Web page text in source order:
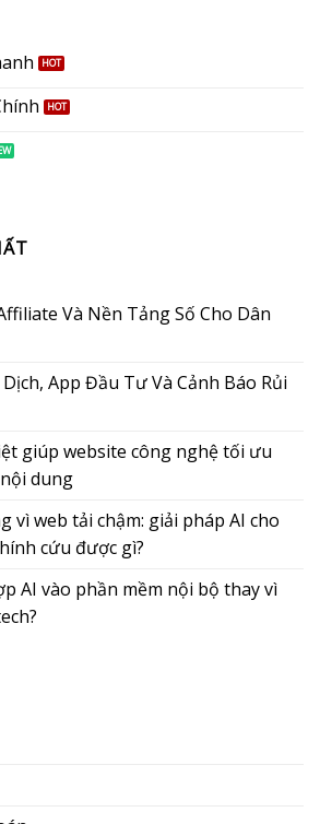
Và Nền Tảng Số Cho Dân
App Đầu Tư Và Cảnh Báo Rủi
giúp website công nghệ tối ưu
dung
vì web tải chậm: giải pháp AI cho
cứu được gì?
AI vào phần mềm nội bộ thay vì